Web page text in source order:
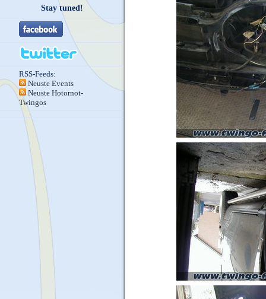
Stay tuned!
RSS-Feeds:
Neuste Events
Neuste Hotornot-
Twingos